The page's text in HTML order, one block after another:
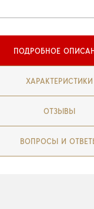
ПОДРОБНОЕ
ХАРАКТЕРИСТИКИ
ОТЗЫВЫ
ВОПРОСЫ И